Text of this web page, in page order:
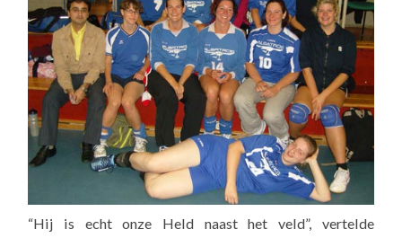
“Hij is echt onze Held naast het veld”, vertelde